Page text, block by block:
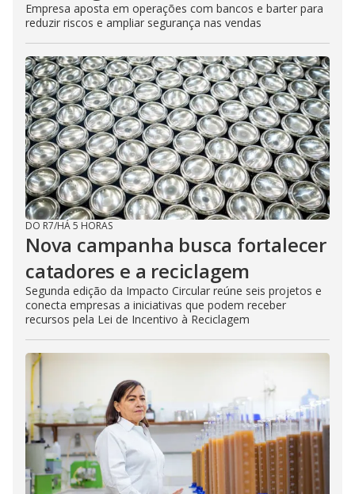
Empresa aposta em operações com bancos e barter para
reduzir riscos e ampliar segurança nas vendas
DO R7/HÁ 5 HORAS
Nova campanha busca fortalecer
catadores e a reciclagem
Segunda edição da Impacto Circular reúne seis projetos e
conecta empresas a iniciativas que podem receber
recursos pela Lei de Incentivo à Reciclagem